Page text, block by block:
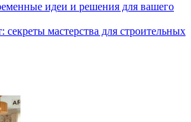
идеи и решения для вашего
мастерства для строительных